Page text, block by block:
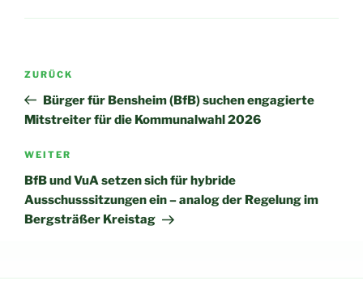
Beitragsnavigation
Vorheriger
Beitrag
ZURÜCK
Bürger für Bensheim (BfB) suchen engagierte
Mitstreiter für die Kommunalwahl 2026
Nächster
Beitrag
WEITER
BfB und VuA setzen sich für hybride
Ausschusssitzungen ein – analog der Regelung im
Bergsträßer Kreistag